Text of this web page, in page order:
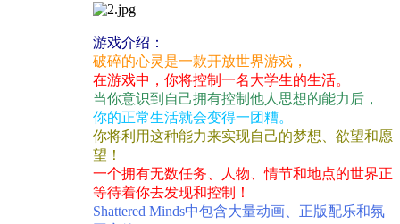
游戏介绍：
破碎的心灵是一款开放世界游戏，
在游戏中，你将控制一名大学生的生活。
当你意识到自己拥有控制他人思想的能力后，
你的正常生活就会变得一团糟。
你将利用这种能力来实现自己的梦想、欲望和愿
望！
一个拥有无数任务、人物、情节和地点的世界正
等待着你去发现和控制！
Shattered Minds中包含大量动画、正版配乐和氛